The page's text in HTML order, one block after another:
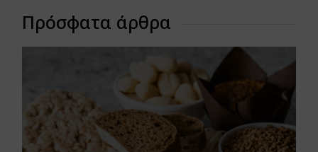
Πρόσφατα άρθρα